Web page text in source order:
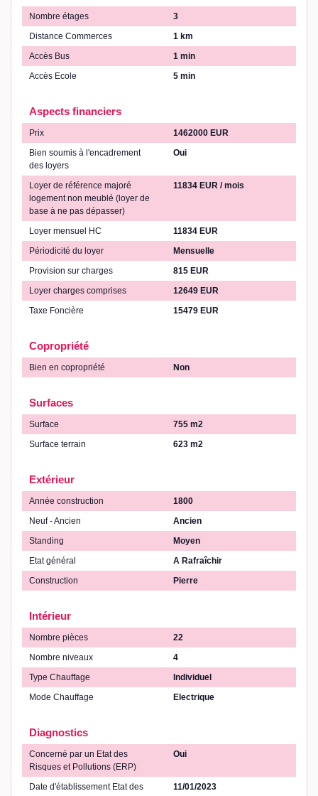
Nombre étages
3
Distance Commerces
1 km
Accès Bus
1 min
Accès Ecole
5 min
Aspects financiers
Prix
1462000 EUR
Bien soumis à l'encadrement
des loyers
Oui
Loyer de référence majoré
logement non meublé (loyer de
base à ne pas dépasser)
11834 EUR / mois
Loyer mensuel HC
11834 EUR
Périodicité du loyer
Mensuelle
Provision sur charges
815 EUR
Loyer charges comprises
12649 EUR
Taxe Foncière
15479 EUR
Copropriété
Bien en copropriété Non
Surfaces
Surface
755 m2
Surface terrain
623 m2
Extérieur
Année construction
1800
Neuf - Ancien
Ancien
Standing
Moyen
Etat général
A Rafraîchir
Construction
Pierre
Intérieur
Nombre pièces
22
Nombre niveaux
4
Type Chauffage
Individuel
Mode Chauffage
Electrique
Diagnostics
Concerné par un Etat des
Risques et Pollutions (ERP)
Oui
Date d'établissement Etat des
11/01/2023